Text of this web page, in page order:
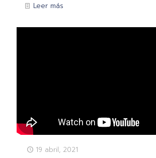
Leer más
19 abril, 2021